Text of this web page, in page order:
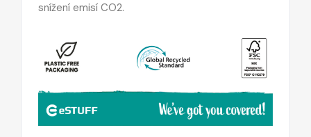
snížení emisí CO2.